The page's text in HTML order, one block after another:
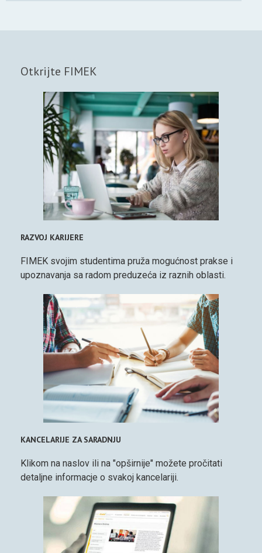
Otkrijte FIMEK
RAZVOJ KARIJERE
FIMEK svojim studentima pruža mogućnost prakse i
upoznavanja sa radom preduzeća iz raznih oblasti.
KANCELARIJE ZA SARADNJU
Klikom na naslov ili na "opširnije" možete pročitati
detaljne informacje o svakoj kancelariji.